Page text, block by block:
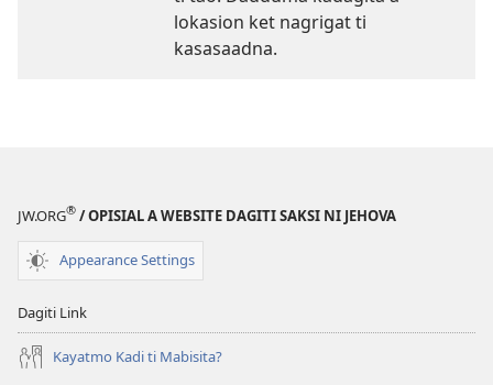
lokasion ket nagrigat ti
kasasaadna.
JW.ORG® / OPISIAL A WEBSITE DAGITI SAKSI NI JEHOVA
Appearance Settings
Dagiti Link
Kayatmo Kadi ti Mabisita?